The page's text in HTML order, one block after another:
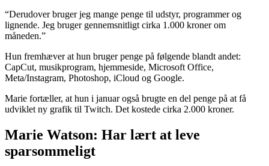
“Derudover bruger jeg mange penge til udstyr, programmer og
lignende. Jeg bruger gennemsnitligt cirka 1.000 kroner om
måneden.”
Hun fremhæver at hun bruger penge på følgende blandt andet:
CapCut, musikprogram, hjemmeside, Microsoft Office,
Meta/Instagram, Photoshop, iCloud og Google.
Marie fortæller, at hun i januar også brugte en del penge på at få
udviklet ny grafik til Twitch. Det kostede cirka 2.000 kroner.
Marie Watson: Har lært at leve
sparsommeligt